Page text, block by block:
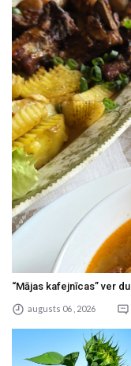
“Mājas kafejnīcas” ver
augusts 06 , 2026